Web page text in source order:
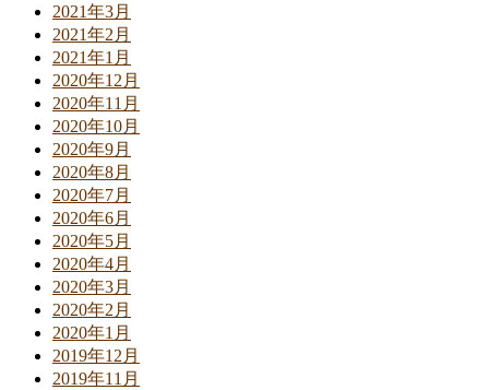
2021年3月
2021年2月
2021年1月
2020年12月
2020年11月
2020年10月
2020年9月
2020年8月
2020年7月
2020年6月
2020年5月
2020年4月
2020年3月
2020年2月
2020年1月
2019年12月
2019年11月